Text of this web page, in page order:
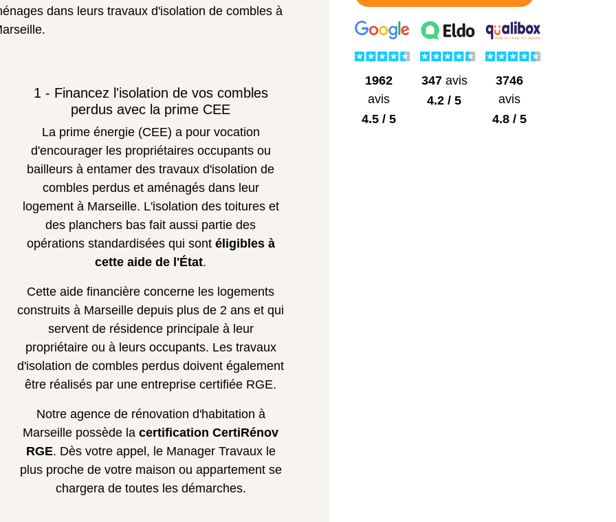
dans leurs travaux d'isolation de combles à
1 - Financez l'isolation de vos combles
perdus avec la prime CEE
La prime énergie (CEE) a pour vocation
d'encourager les propriétaires occupants ou
bailleurs à entamer des travaux d'isolation de
combles perdus et aménagés dans leur
logement à Marseille. L'isolation des toitures et
des planchers bas fait aussi partie des
opérations standardisées qui sont éligibles à
cette aide de l'État.
Cette aide financière concerne les logements
construits à Marseille depuis plus de 2 ans et qui
servent de résidence principale à leur
propriétaire ou à leurs occupants. Les travaux
d'isolation de combles perdus doivent également
être réalisés par une entreprise certifiée RGE.
Notre agence de rénovation d'habitation à
Marseille possède la certification CertiRénov
RGE. Dès votre appel, le Manager Travaux le
plus proche de votre maison ou appartement se
chargera de toutes les démarches.
1962
avis
4.5 / 5
347avis
4.2 / 5
3746
avis
4.8 / 5